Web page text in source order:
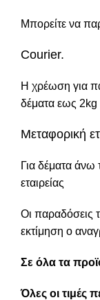
Μπορείτε να
Courier.
Η χρέωση για
δέματα εως 2kg
Μεταφορική
Για δέματα άνω
εταιρείας
Οι παραδόσεις
εκτίμηση ο
Σε όλα τα
Όλες οι τιμές